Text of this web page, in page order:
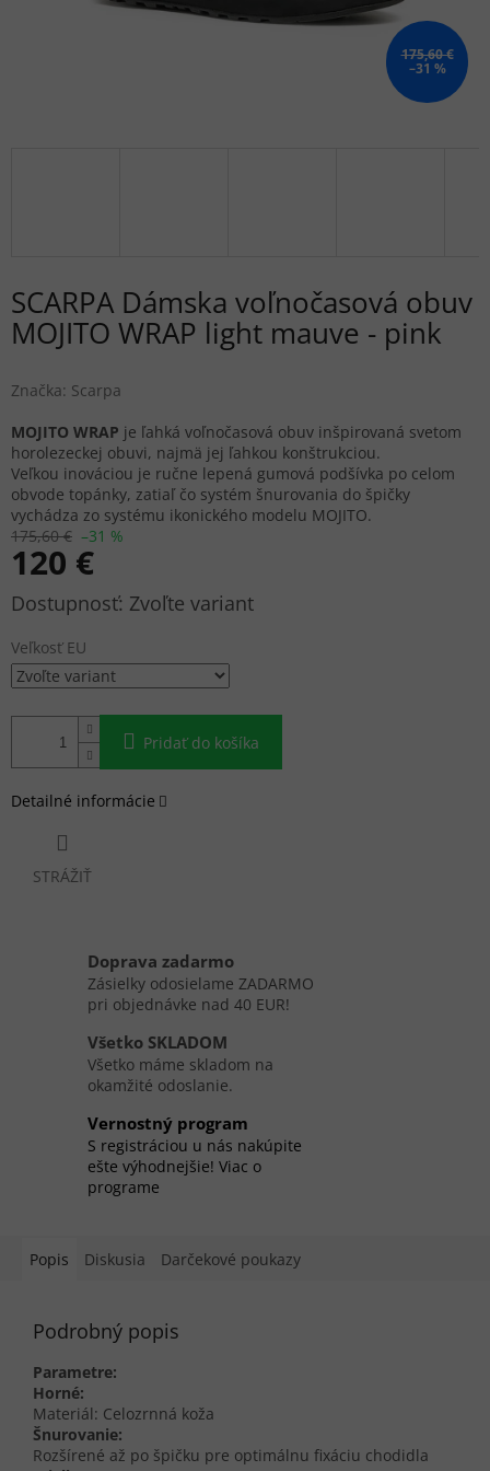
175,60 €
–31 %
SCARPA Dámska voľnočasová obuv
MOJITO WRAP light mauve - pink
Značka: Scarpa
175,60 € –31 %
120 €
Jednotková
Zvoľte variant
Veľkosť EU
Pridať do košíka
MOJITO WRAP je ľahká voľnočasová obuv inšpirovaná svetom
horolezeckej obuvi, najmä jej ľahkou konštrukciou.
Veľkou inováciou je ručne lepená gumová podšívka po celom
obvode topánky, zatiaľ čo systém šnurovania do špičky
vychádza zo systému ikonického modelu MOJITO.
Detailné informácie
STRÁŽIŤ
Doprava zadarmo
Zásielky odosielame ZADARMO
pri objednávke nad 40 EUR!
Všetko SKLADOM
Všetko máme skladom na
okamžité odoslanie.
Vernostný program
S registráciou u nás nakúpite
ešte výhodnejšie! Viac o
programe
Popis Diskusia Darčekové poukazy
Podrobný popis
Parametre:
Horné:
Materiál: Celozrnná koža
Šnurovanie:
Rozšírené až po špičku pre optimálnu fixáciu chodidla